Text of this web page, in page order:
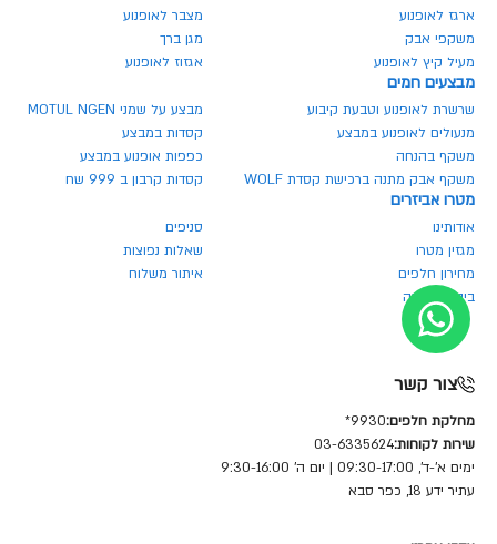
ארגז לאופנוע
מצבר לאופנוע
משקפי אבק
מגן ברך
מעיל קיץ לאופנוע
אגזוז לאופנוע
מבצעים חמים
שרשרת לאופנוע וטבעת קיבוע
מבצע על שמני MOTUL NGEN
מנעולים לאופנוע במבצע
קסדות במבצע
משקף בהנחה
כפפות אופנוע במבצע
משקף אבק מתנה ברכישת קסדת WOLF
קסדות קרבון ב 999 שח
מטרו אביזרים
אודותינו
סניפים
מגזין מטרו
שאלות נפוצות
מחירון חלפים
איתור משלוח
ביטול הזמנה
צור קשר
מחלקת חלפים:9930*
שירות לקוחות:03-6335624
ימים א'-ד', 09:30-17:00 | יום ה' 9:30-16:00
עתיר ידע 18, כפר סבא